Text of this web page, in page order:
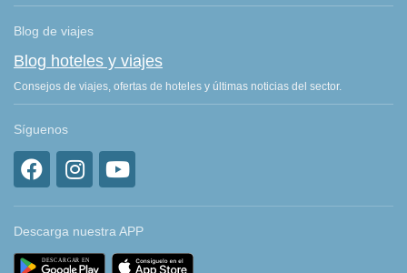
Blog de viajes
Blog hoteles y viajes
Consejos de viajes, ofertas de hoteles y últimas noticias del sector.
Síguenos
Descarga nuestra APP